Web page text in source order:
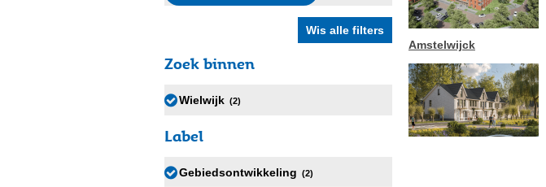
Amstelwijck
Zoek binnen
Wielwijk (2)
Label
Gebiedsontwikkeling (2)